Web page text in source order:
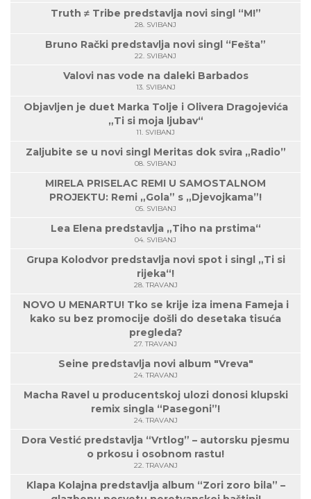
Truth ≠ Tribe predstavlja novi singl “M!”
28. SVIBANJ
Bruno Rački predstavlja novi singl “Fešta”
22. SVIBANJ
Valovi nas vode na daleki Barbados
13. SVIBANJ
Objavljen je duet Marka Tolje i Olivera Dragojevića
„Ti si moja ljubav“
11. SVIBANJ
Zaljubite se u novi singl Meritas dok svira „Radio”
08. SVIBANJ
MIRELA PRISELAC REMI U SAMOSTALNOM
PROJEKTU: Remi „Gola” s „Djevojkama”!
05. SVIBANJ
Lea Elena predstavlja „Tiho na prstima“
04. SVIBANJ
Grupa Kolodvor predstavlja novi spot i singl „Ti si
rijeka“!
28. TRAVANJ
NOVO U MENARTU! Tko se krije iza imena Fameja i
kako su bez promocije došli do desetaka tisuća
pregleda?
27. TRAVANJ
Seine predstavlja novi album "Vreva"
24. TRAVANJ
Macha Ravel u producentskoj ulozi donosi klupski
remix singla “Pasegoni”!
24. TRAVANJ
Dora Vestić predstavlja “Vrtlog” – autorsku pjesmu
o prkosu i osobnom rastu!
22. TRAVANJ
Klapa Kolajna predstavlja album “Zori zoro bila” –